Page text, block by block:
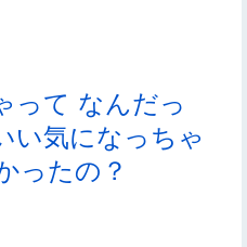
って なんだっ
い気になっちゃ
ったの？